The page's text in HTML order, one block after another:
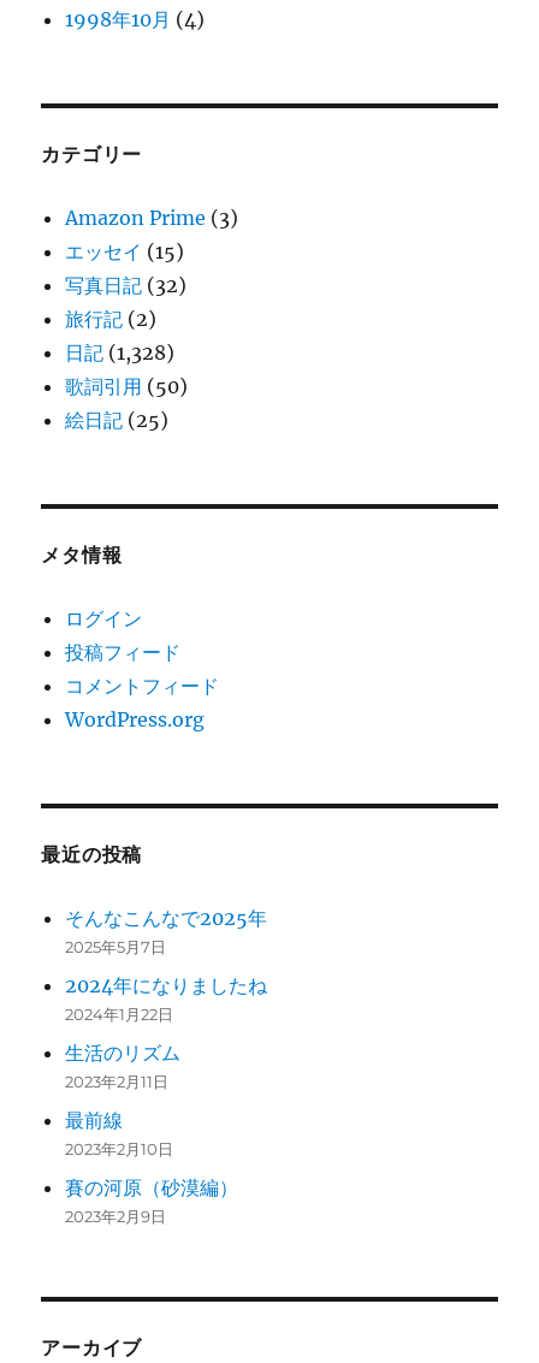
1998年10月 (4)
カテゴリー
Amazon Prime (3)
エッセイ (15)
写真日記 (32)
旅行記 (2)
日記 (1,328)
歌詞引用 (50)
絵日記 (25)
メタ情報
ログイン
投稿フィード
コメントフィード
WordPress.org
最近の投稿
そんなこんなで2025年
2025年5月7日
2024年になりましたね
2024年1月22日
生活のリズム
2023年2月11日
最前線
2023年2月10日
賽の河原（砂漠編）
2023年2月9日
アーカイブ